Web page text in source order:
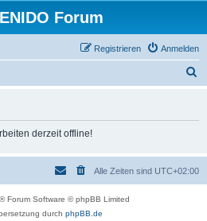
Forum
Anmelden
Registrieren
derzeit offline!
Alle Zeiten sind UTC+02:00
® Forum Software © phpBB Limited
durch phpBB.de